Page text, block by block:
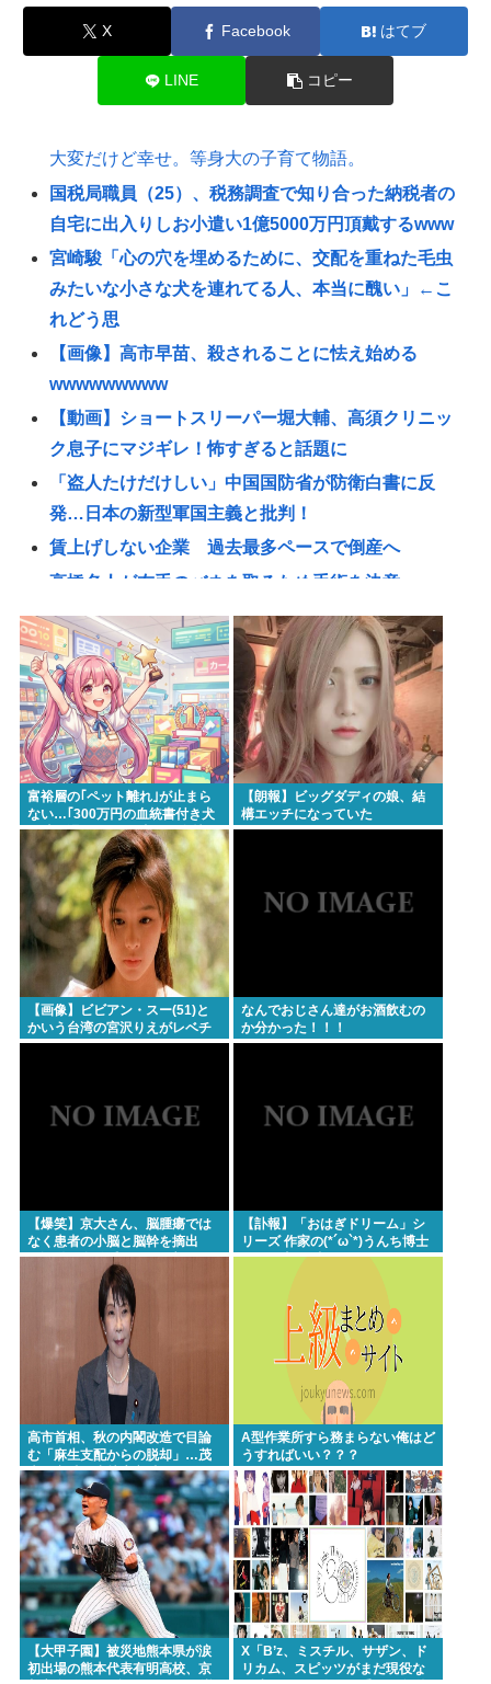
X Facebook はてブ
LINE コピー
大変だけど幸せ。等身大の子育て物語。
国税局職員（25）、税務調査で知り合った納税者の
自宅に出入りしお小遣い1億5000万円頂戴するwww
宮崎駿「心の穴を埋めるために、交配を重ねた毛虫
みたいな小さな犬を連れてる人、本当に醜い」←こ
れどう思
【画像】高市早苗、殺されることに怯え始める
wwwwwwwww
【動画】ショートスリーパー堀大輔、高須クリニッ
ク息子にマジギレ！怖すぎると話題に
「盗人たけだけしい」中国国防省が防衛白書に反
発…日本の新型軍国主義と批判！
賃上げしない企業 過去最多ペースで倒産へ
高橋名人が左手のバネを取るため手術を決意
チック症のゆうぽん、久々に見たらめっちゃ悪化し
てた…
【悲報】税務職員さん、高齢女性から1.5億借りパク
して競艇に全ツッパwww
うんこ移植でピーナッツアレルギーを克服
【画像】ドイツの水着少女、14歳でこの発育具合
【悲報】日本、高市円安ホクホクなのに上半期の輸
出額が台湾と韓国に抜かれる
一度でも"精神疾患"になったらお終い。壊れた脳を
元通りにする医療技術は無い。
忍空があまり評価されてない理由
一番かっこいい病気の名前、決まるw w w w w w w w
w w
富裕層の｢ペット離れ｣が止まら
ない…｢300万円の血統書付き犬
は時代遅れ｣という真のお金持ち
が"向かった先"
【朗報】ビッグダディの娘、結
構エッチになっていた
【画像】ビビアン・スー(51)と
かいう台湾の宮沢りえがレベチ
でえっちすぎるｗｗｗ
なんでおじさん達がお酒飲むの
か分かった！！！
【爆笑】京大さん、脳腫瘍では
なく患者の小脳と脳幹を摘出
（運動と自発呼吸を司る部
位）。患者は生き地獄に
【訃報】「おはぎドリーム」シ
リーズ 作家の(*´ω`*)うんち博士
さん死去 64歳
高市首相、秋の内閣改造で目論
む「麻生支配からの脱却」…茂
木敏充氏も小林鷹之氏もクビ
A型作業所すら務まらない俺はど
うすればいい？？？
【大甲子園】被災地熊本県が涙
初出場の熊本代表有明高校、京
X「B’z、ミスチル、サザン、ド
リカム、スピッツがまだ現役な